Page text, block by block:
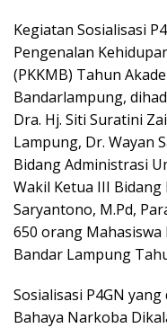
Kegiatan Sosialisasi
Pengenalan
(PKKMB) Tahun
Bandarlampung,
Dra. Hj. Siti Suratini
Lampung, Dr. Wayan
Bidang Administrasi
Wakil Ketua III Bidang
Saryantono, M.Pd,
650 orang Mahasiswa
Bandar Lampung
Sosialisasi P4GN
Bahaya Narkoba